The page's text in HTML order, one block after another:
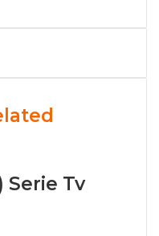
Serie Tv